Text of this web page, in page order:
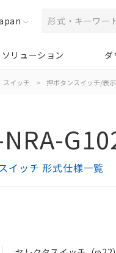
ソリューション ダ
スイッチ > 押ボタンスイッチ/表
イッチ 形式仕様一覧